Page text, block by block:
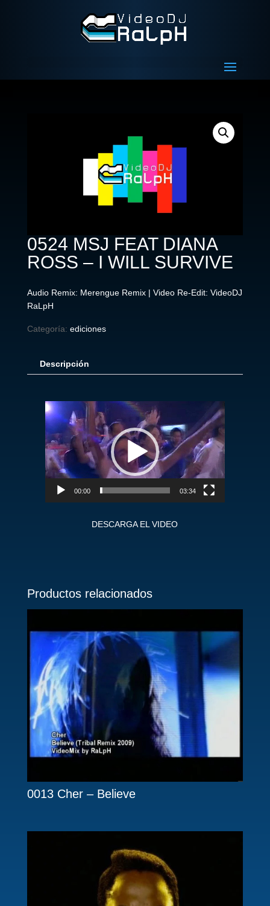
0524 MSJ FEAT DIANA
ROSS – I WILL SURVIVE
Audio Remix: Merengue Remix | Video Re-Edit: VideoDJ
RaLpH
Categoría: ediciones
Descripción
Reproductor
de
vídeo
00:00 03:34
DESCARGA EL VIDEO
Productos relacionados
0013 Cher – Believe